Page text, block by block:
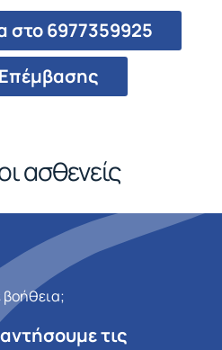
στο 6977359925
ασθενείς
βοήθεια;
τις